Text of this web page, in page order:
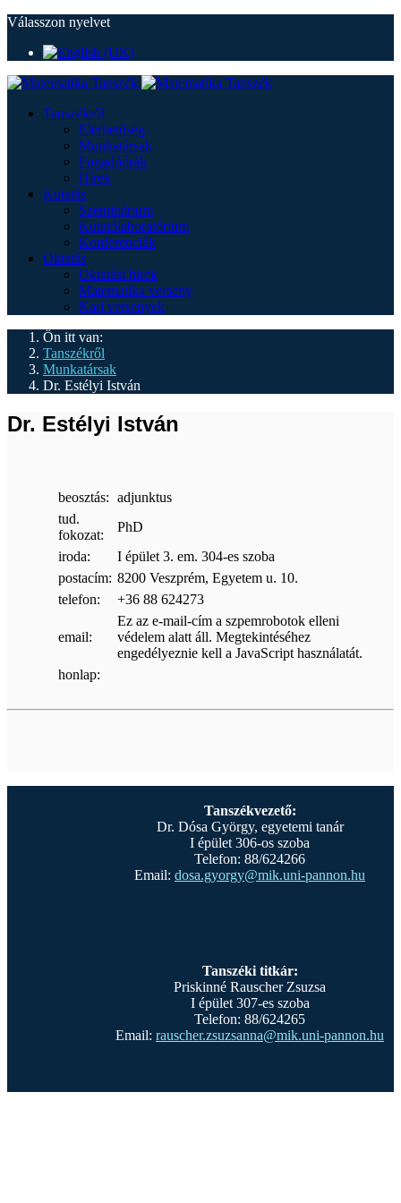
Válasszon nyelvet
Tanszékről
Elérhetőség
Munkatársak
Fogadóórák
Hírek
Kutatás
Szeminárium
Kutatólaboratórium
Konferenciák
Oktatás
Oktatási hírek
Matematika verseny
Kari versenyek
Ön itt van:
Tanszékről
Munkatársak
Dr. Estélyi István
Dr. Estélyi István
beosztás: adjunktus
tud.
fokozat:
PhD
iroda:
I épület 3. em. 304-es szoba
postacím: 8200 Veszprém, Egyetem u. 10.
telefon:
+36 88 624273
email:
Ez az e-mail-cím a szpemrobotok elleni
védelem alatt áll. Megtekintéséhez
engedélyeznie kell a JavaScript használatát.
honlap:
Tanszékvezető:
Dr. Dósa György, egyetemi tanár
I épület 306-os szoba
Telefon: 88/624266
Email: dosa.gyorgy@mik.uni-pannon.hu
Tanszéki titkár:
Priskinné Rauscher Zsuzsa
I épület 307-es szoba
Telefon: 88/624265
Email: rauscher.zsuzsanna@mik.uni-pannon.hu